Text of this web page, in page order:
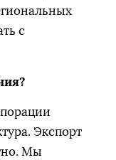
с
Экспорт
Мы